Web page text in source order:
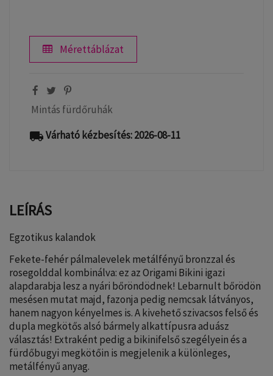
Mérettáblázat
Mintás fürdőruhák
local_shippingVárható kézbesítés: 2026-08-11
LEÍRÁS
Egzotikus kalandok
Fekete-fehér pálmalevelek metálfényű bronzzal és
rosegolddal kombinálva: ez az Origami Bikini igazi
alapdarabja lesz a nyári bőröndödnek! Lebarnult bőrödön
mesésen mutat majd, fazonja pedig nemcsak látványos,
hanem nagyon kényelmes is. A kivehető szivacsos felső és
dupla megkötős alsó bármely alkattípusra aduász
választás! Extraként pedig a bikinifelső szegélyein és a
fürdőbugyi megkötőin is megjelenik a különleges,
metálfényű anyag.